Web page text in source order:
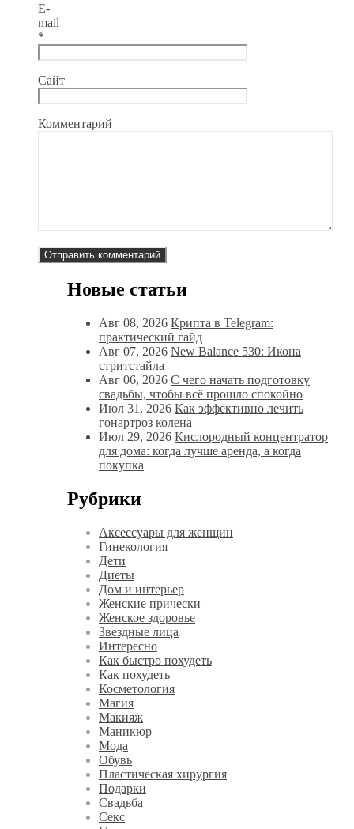
E-
mail
*
Сайт
Комментарий
Новые статьи
Авг 08, 2026 Крипта в Telegram:
практический гайд
Авг 07, 2026 New Balance 530: Икона
стритстайла
Авг 06, 2026 С чего начать подготовку
свадьбы, чтобы всё прошло спокойно
Июл 31, 2026 Как эффективно лечить
гонартроз колена
Июл 29, 2026 Кислородный концентратор
для дома: когда лучше аренда, а когда
покупка
Рубрики
Аксессуары для женщин
Гинекология
Дети
Диеты
Дом и интерьер
Женские прически
Женское здоровье
Звездные лица
Интересно
Как быстро похудеть
Как похудеть
Косметология
Магия
Макияж
Маникюр
Мода
Обувь
Пластическая хирургия
Подарки
Свадьба
Секс